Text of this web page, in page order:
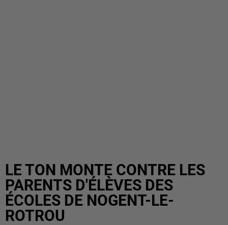
LE TON MONTE CONTRE LES
PARENTS D'ÉLÈVES DES
ÉCOLES DE NOGENT-LE-
ROTROU